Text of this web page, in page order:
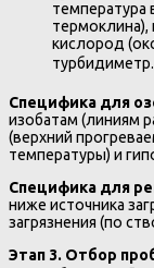
температура
термоклина),
кислород
Специфика для
изобатам (линиям
(верхний
температуры) и
Специфика для
ниже источника
загрязнения (по
Этап 3. Отбор